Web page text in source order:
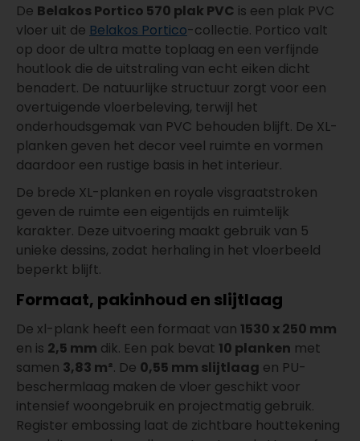
De Belakos Portico 570 plak PVC is een plak PVC
vloer uit de Belakos Portico-collectie. Portico valt
op door de ultra matte toplaag en een verfijnde
houtlook die de uitstraling van echt eiken dicht
benadert. De natuurlijke structuur zorgt voor een
overtuigende vloerbeleving, terwijl het
onderhoudsgemak van PVC behouden blijft. De XL-
planken geven het decor veel ruimte en vormen
daardoor een rustige basis in het interieur.
De brede XL-planken en royale visgraatstroken
geven de ruimte een eigentijds en ruimtelijk
karakter. Deze uitvoering maakt gebruik van 5
unieke dessins, zodat herhaling in het vloerbeeld
beperkt blijft.
Formaat, pakinhoud en slijtlaag
De xl-plank heeft een formaat van 1530 x 250 mm
en is 2,5 mm dik. Een pak bevat 10 planken met
samen 3,83 m². De 0,55 mm slijtlaag en PU-
beschermlaag maken de vloer geschikt voor
intensief woongebruik en projectmatig gebruik.
Register embossing laat de zichtbare houttekening